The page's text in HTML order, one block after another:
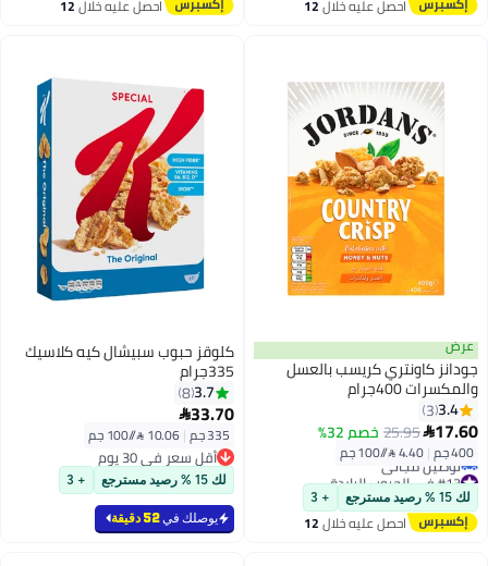
احصل عليه خلال12 احصل عليه خلال12
عرض
جودانز كاونتري كريسب بالعسل
والمكسرات 400جرام
3.4
3
17.60
25.95خصم 32%
400 جم |
#13 في الحبوب الباردة
أقل سعر في السنة
توصيل مجاني
#13 في الحبوب الباردة
لك 15 % رصيد مسترجع + 3
احصل عليه خلال12
كلوقز حبوب سبيشال كيه كلاسيك
335جرام
3.7
8
33.70
335 جم |
أقل سعر في 30 يوم
أقل سعر في 30 يوملك 15 % رصيد مسترجع + 3
يوصلك في52 دقيقة